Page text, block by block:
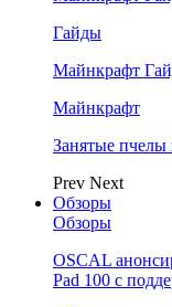
Гайды
Майнкрафт
Майнкрафт
Занятые пчелы
Prev Next
Обзоры
Обзоры
OSCAL
Pad 100 с